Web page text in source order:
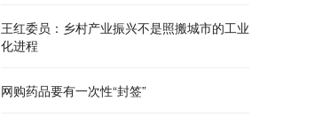
王红委员：乡村产业振兴不是照搬城市的工业
化进程
网购药品要有一次性“封签”